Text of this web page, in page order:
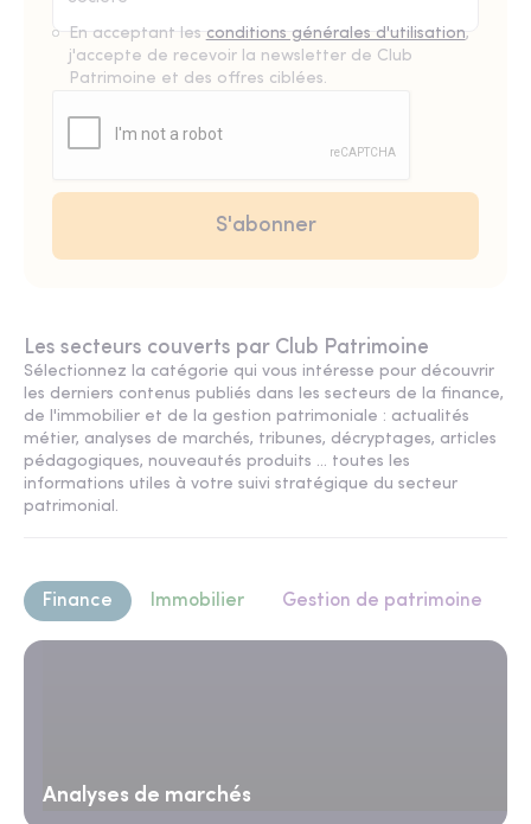
En acceptant les conditions générales d'utilisation,
j'accepte de recevoir la newsletter de Club
Patrimoine et des offres ciblées.
Les secteurs couverts par Club Patrimoine
Sélectionnez la catégorie qui vous intéresse pour découvrir
les derniers contenus publiés dans les secteurs de la finance,
de l'immobilier et de la gestion patrimoniale : actualités
métier, analyses de marchés, tribunes, décryptages, articles
pédagogiques, nouveautés produits ... toutes les
informations utiles à votre suivi stratégique du secteur
patrimonial.
Finance Immobilier Gestion de patrimoine
Analyses de marchés